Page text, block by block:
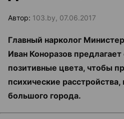
Автор: 103.by, 07.06.2017
Главный нарколог
Иван Коноразов
позитивные цвета, чтобы
психические
большого города.